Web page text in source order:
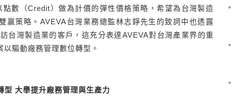
數（Credit）做為計價的彈性價格策略，希望為台灣製造
贏策略。AVEVA台灣業務總監林志錚先生的致詞中也透露
台灣製造業的客戶，這充分表達AVEVA對台灣產業界的重
驅動廠務管理數位轉型。
型 大舉提升廠務管理與生產力